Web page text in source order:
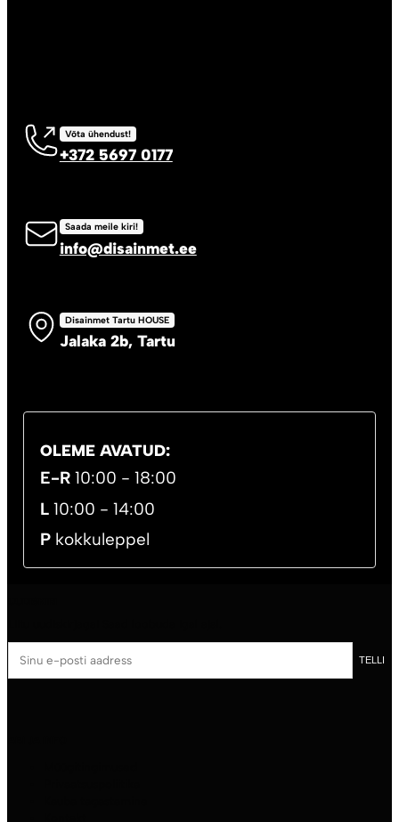
Võta ühendust!
+372 5697 0177
Saada meile kiri!
info@disainmet.ee
Disainmet Tartu HOUSE
Jalaka 2b, Tartu
OLEME AVATUD:
E-R10:00 - 18:00
L10:00 - 14:00
Pkokkuleppel
posti
TELLI